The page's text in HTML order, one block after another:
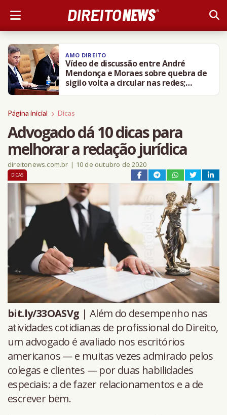
AMO DIREITO
‘A gente precisa retirar
imediatamente o Discord do ar’, diz
Janja em evento sobre violência
contra crianças
Página inicial Dicas
Advogado dá 10 dicas para
melhorar a redação jurídica
direitonews.com.br | 10 de outubro de 2020
DICAS
bit.ly/33OASVg | Além do desempenho nas
atividades cotidianas de profissional do Direito,
um advogado é avaliado nos escritórios
americanos — e muitas vezes admirado pelos
colegas e clientes — por duas habilidades
especiais: a de fazer relacionamentos e a de
escrever bem.